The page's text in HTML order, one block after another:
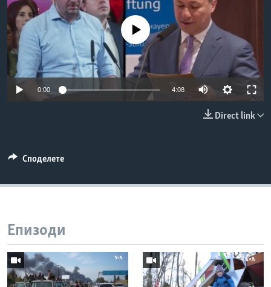
ИНТЕРВЈУА
Јазици
No media source currently available
0:00 4:08
Direct link
Споделете
Епизоди